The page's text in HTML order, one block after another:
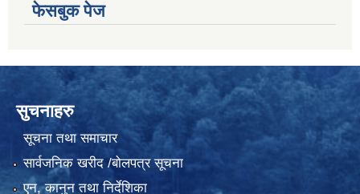
फेसबुक पेज
सुचनाहरु
सूचना तथा समाचार
सार्वजनिक खरीद /बोलपत्र सूचना
एन, कानुन तथा निर्देशिका